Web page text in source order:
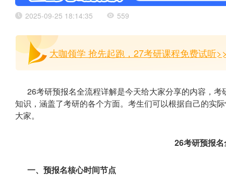
2025-09-25 18:14:35 559
大咖领学 抢先起跑，27考研课程免费试听
26考研预报名全流程详解是今天给大家分享的内容，
知识，涵盖了考研的各个方面。考生们可以根据自己的实
大家。
26考研预报
一、预报名核心时间节点